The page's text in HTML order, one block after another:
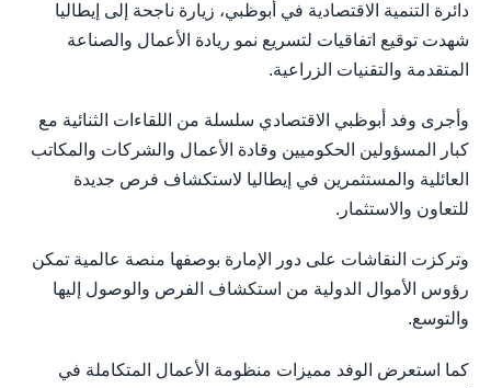
دائرة التنمية الاقتصادية في أبوظبي، زيارة ناجحة إلى إيطاليا
شهدت توقيع اتفاقيات لتسريع نمو ريادة الأعمال والصناعة
المتقدمة والتقنيات الزراعية.
وأجرى وفد أبوظبي الاقتصادي سلسلة من اللقاءات الثنائية مع
كبار المسؤولين الحكوميين وقادة الأعمال والشركات والمكاتب
العائلية والمستثمرين في إيطاليا لاستكشاف فرص جديدة
للتعاون والاستثمار.
وتركزت النقاشات على دور الإمارة بوصفها منصة عالمية تمكن
رؤوس الأموال الدولية من استكشاف الفرص والوصول إليها
والتوسع.
كما استعرض الوفد مميزات منظومة الأعمال المتكاملة في